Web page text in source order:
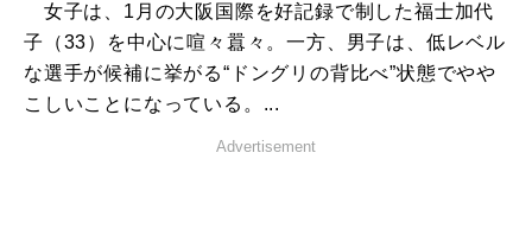
女子は、1月の大阪国際を好記録で制した福士加代
子（33）を中心に喧々囂々。一方、男子は、低レベル
な選手が候補に挙がる“ドングリの背比べ”状態でやや
こしいことになっている。...
Advertisement